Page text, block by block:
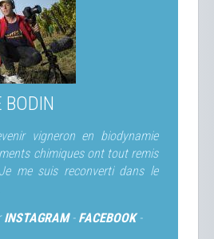
vigneron en biodynamie
chimiques ont tout remis
me suis reconverti dans le
INSTAGRAM- FACEBOOK-